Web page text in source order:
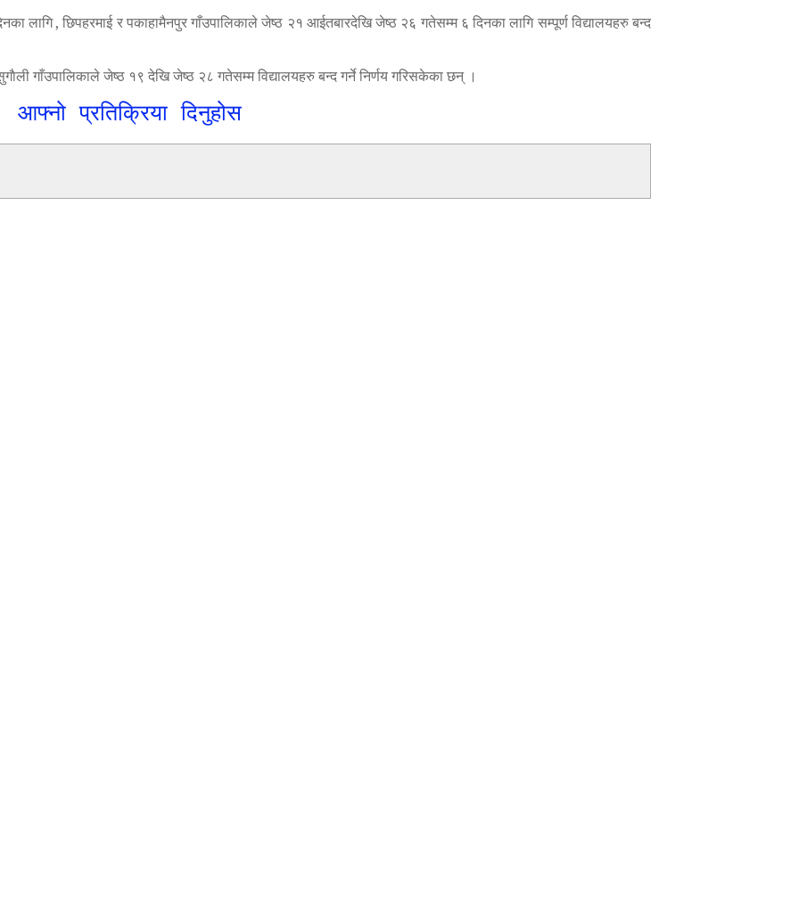
लागि , छिपहरमाई र पकाहामैनपुर गाँउपालिकाले जेष्ठ २१ आईतबारदेखि जेष्ठ २६ गतेसम्म ६ दिनका लागि सम्पूर्ण विद्यालयहरु बन्द
गाँउपालिकाले जेष्ठ १९ देखि जेष्ठ २८ गतेसम्म विद्यालयहरु बन्द गर्ने निर्णय गरिसकेका छन् ।
आफ्नो प्रतिक्रिया दिनुहोस